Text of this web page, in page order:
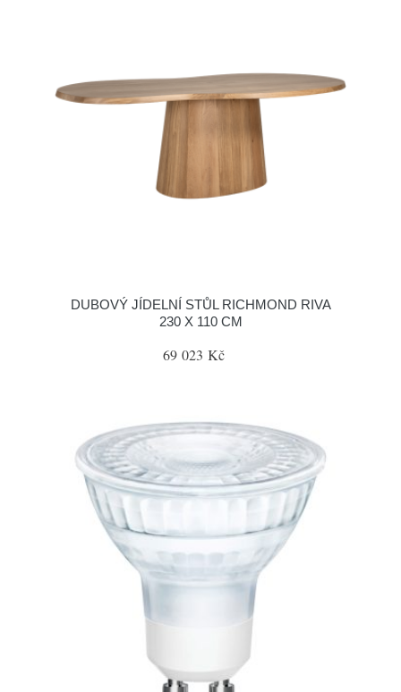
DUBOVÝ JÍDELNÍ STŮL RICHMOND RIVA
230 X 110 CM
69 023 Kč